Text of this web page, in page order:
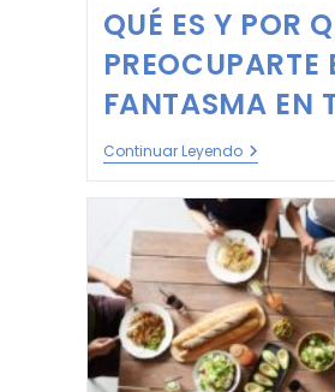
QUÉ ES Y POR
FANTASMA EN
Continuar Leyendo